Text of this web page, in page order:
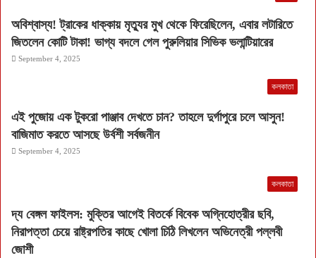
অবিশ্বাস্য! ট্রাকের ধাক্কায় মৃত্যুর মুখ থেকে ফিরেছিলেন, এবার লটারিতে
জিতলেন কোটি টাকা! ভাগ্য বদলে গেল পুরুলিয়ার সিভিক ভলান্টিয়ারের
September 4, 2025
কলকাতা
এই পুজোয় এক টুকরো পাঞ্জাব দেখতে চান? তাহলে দুর্গাপুরে চলে আসুন!
বাজিমাত করতে আসছে উর্বশী সর্বজনীন
September 4, 2025
কলকাতা
দ্য বেঙ্গল ফাইলস: মুক্তির আগেই বিতর্কে বিবেক অগ্নিহোত্রীর ছবি,
নিরাপত্তা চেয়ে রাষ্ট্রপতির কাছে খোলা চিঠি লিখলেন অভিনেত্রী পল্লবী
জোশী